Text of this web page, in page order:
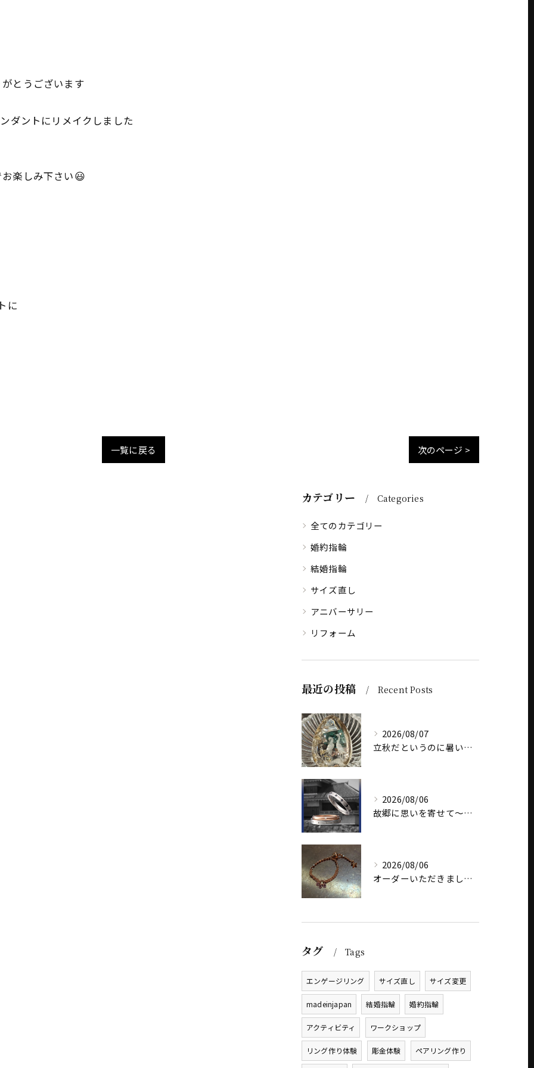
とうございます
ダントにリメイクしました
楽しみ下さい😃
に
一覧に戻る 次のページ >
カテゴリー Categories
全てのカテゴリー
婚約指輪
結婚指輪
サイズ直し
アニバーサリー
リフォーム
最近の投稿 Recent Posts
2026/08/07
立秋だというのに暑いですね
2026/08/06
故郷に思いを寄せて～オリジナルブランド【Shinano(しな...
2026/08/06
オーダーいただきました、AbHeri 『dew 露』の新作で...
タグ Tags
エンゲージリング サイズ直し サイズ変更
madeinjapan 結婚指輪 婚約指輪
アクティビティ ワークショップ
リング作り体験 彫金体験 ペアリング作り